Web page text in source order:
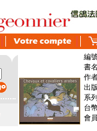
編
書
作
出
系
台
會